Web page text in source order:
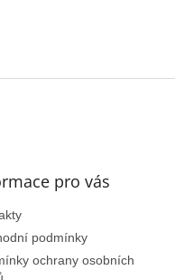
pro vás
podmínky
ochrany osobních